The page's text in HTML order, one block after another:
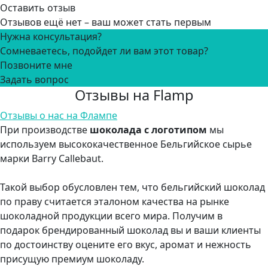
Оставить отзыв
Отзывов ещё нет – ваш может стать первым
Нужна консультация?
Сомневаетесь, подойдет ли вам этот товар?
Позвоните мне
Задать вопрос
Отзывы на Flamp
Отзывы о нас на Флампе
При производстве шоколада с логотипом мы
используем высококачественное Бельгийское сырье
марки Barry Callebaut.
Такой выбор обусловлен тем, что бельгийский шоколад
по праву считается эталоном качества на рынке
шоколадной продукции всего мира. Получим в
подарок брендированный шоколад вы и ваши клиенты
по достоинству оцените его вкус, аромат и нежность
присущую премиум шоколаду.